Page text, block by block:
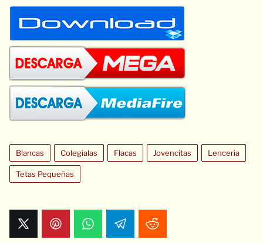
Blancas Colegialas Flacas Jovencitas Lenceria
Tetas Pequeñas